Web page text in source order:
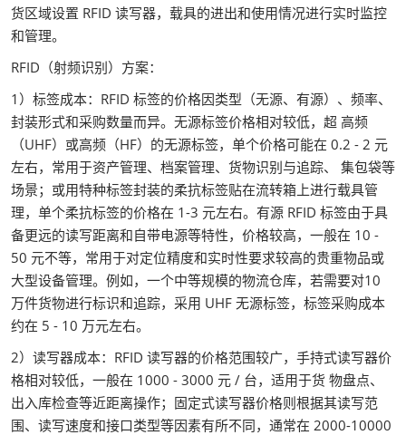
货区域设置 RFID 读写器，载具的进出和使用情况进行实时监控
和管理。
RFID（射频识别）方案：
1）标签成本：RFID 标签的价格因类型（无源、有源）、频率、
封装形式和采购数量而异。无源标签价格相对较低，超 高频
（UHF）或高频（HF）的无源标签，单个价格可能在 0.2 - 2 元
左右，常用于资产管理、档案管理、货物识别与追踪、 集包袋等
场景；或用特种标签封装的柔抗标签贴在流转箱上进行载具管
理，单个柔抗标签的价格在 1-3 元左右。有源 RFID 标签由于具
备更远的读写距离和自带电源等特性，价格较高，一般在 10 -
50 元不等，常用于对定位精度和实时性要求较高的贵重物品或
大型设备管理。例如，一个中等规模的物流仓库，若需要对10
万件货物进行标识和追踪，采用 UHF 无源标签，标签采购成本
约在 5 - 10 万元左右。
2）读写器成本：RFID 读写器的价格范围较广，手持式读写器价
格相对较低，一般在 1000 - 3000 元 / 台，适用于货 物盘点、
出入库检查等近距离操作；固定式读写器价格则根据其读写范
围、读写速度和接口类型等因素有所不同，通常在 2000-10000